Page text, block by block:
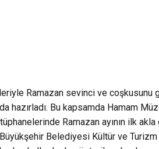
Ramazan sevinci ve coşkusunu
hazırladı. Bu kapsamda Hamam
Ramazan ayının ilk
Belediyesi Kültür ve Turizm